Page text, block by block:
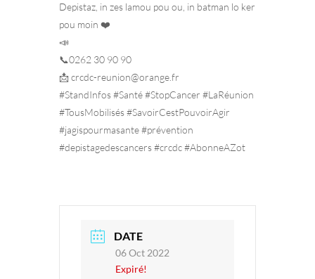
Depistaz, in zes lamou pou ou, in batman lo ker
pou moin ❤️
📣
📞0262 30 90 90
📩 crcdc-reunion@orange.fr
#StandInfos #Santé #StopCancer #LaRéunion
#TousMobilisés #SavoirCestPouvoirAgir
#jagispourmasante #prévention
#depistagedescancers #crcdc #AbonneAZot
DATE
06 Oct 2022
Expiré!